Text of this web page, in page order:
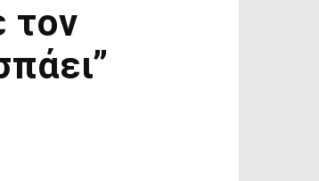
τον